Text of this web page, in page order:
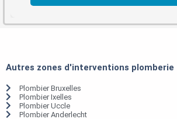
Autres zones d'interventions plomberie
Plombier Bruxelles
Plombier Ixelles
Plombier Uccle
Plombier Anderlecht